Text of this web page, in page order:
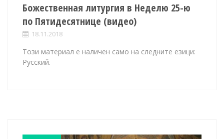
Божественная литургия в Неделю 25-ю
по Пятидесятнице (видео)
18.11.2018
Този материал е наличен само на следните езици:
Русский.